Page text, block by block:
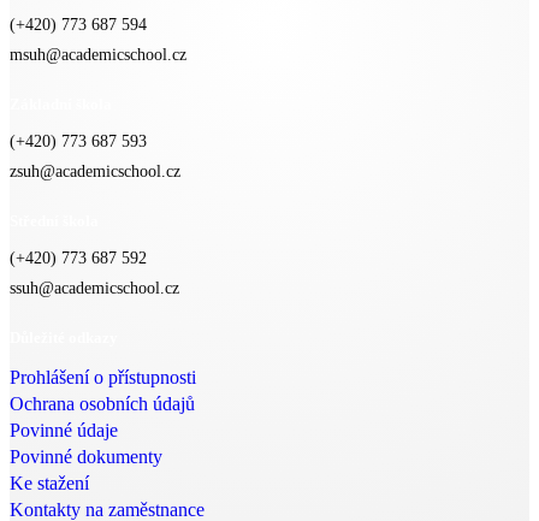
(+420) 773 687 594
msuh@academicschool.cz
(+420) 773 687 593
zsuh@academicschool.cz
(+420) 773 687 592
ssuh@academicschool.cz
Prohlášení o přístupnosti
Ochrana osobních údajů
Povinné údaje
Povinné dokumenty
Ke stažení
Kontakty na zaměstnance